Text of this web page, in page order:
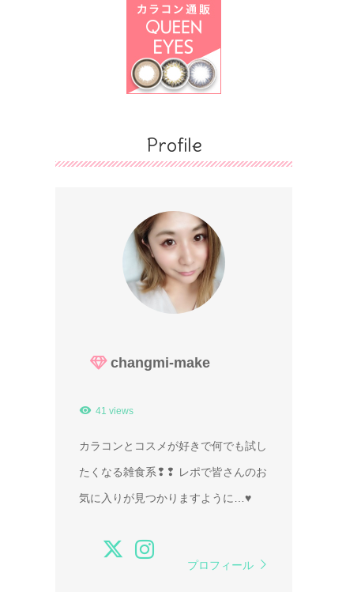
Profile
changmi-make
41 views
カラコンとコスメが好きで何でも試し
たくなる雑食系❢❢ レポで皆さんのお
気に入りが見つかりますように…♥
プロフィール